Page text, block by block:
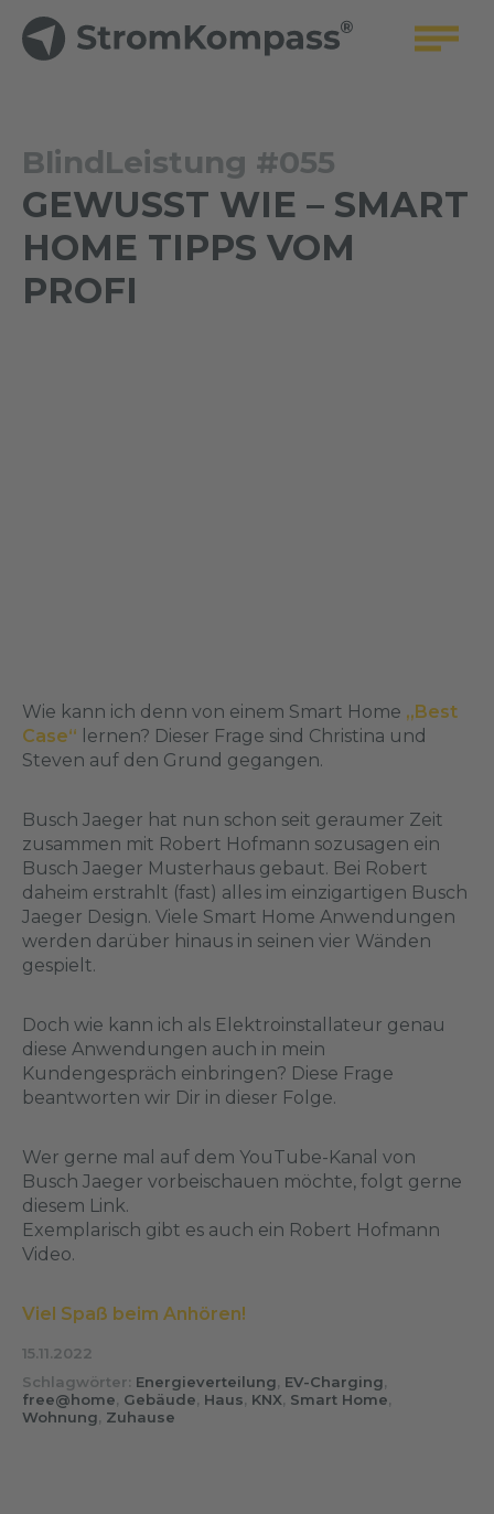
BlindLeistung #055
GEWUSST WIE – SMART
HOME TIPPS VOM
PROFI
Wie kann ich denn von einem Smart Home „Best
Case“ lernen? Dieser Frage sind Christina und
Steven auf den Grund gegangen.
Busch Jaeger hat nun schon seit geraumer Zeit
zusammen mit Robert Hofmann sozusagen ein
Busch Jaeger Musterhaus gebaut. Bei Robert
daheim erstrahlt (fast) alles im einzigartigen Busch
Jaeger Design. Viele Smart Home Anwendungen
werden darüber hinaus in seinen vier Wänden
gespielt.
Doch wie kann ich als Elektroinstallateur genau
diese Anwendungen auch in mein
Kundengespräch einbringen? Diese Frage
beantworten wir Dir in dieser Folge.
Wer gerne mal auf dem YouTube-Kanal von
Busch Jaeger vorbeischauen möchte, folgt gerne
diesem Link.
Exemplarisch gibt es auch ein Robert Hofmann
Video.
Viel Spaß beim Anhören!
15.11.2022
Schlagwörter: Energieverteilung, EV-Charging,
free@home, Gebäude, Haus, KNX, Smart Home,
Wohnung, Zuhause